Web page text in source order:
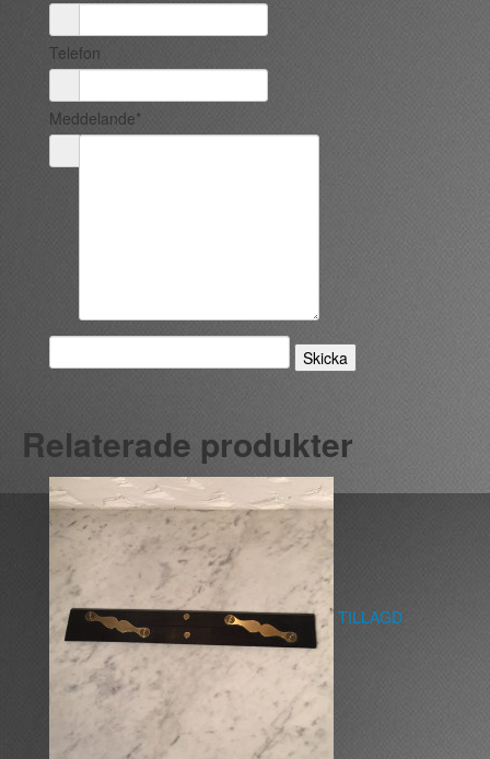
Telefon
Meddelande*
Relaterade produkter
TILLAGD